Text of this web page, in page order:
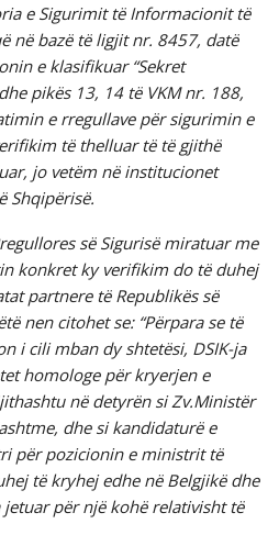
e Sigurimit të Informacionit të
në bazë të ligjit nr. 8457, datë
e klasifikuar “Sekret
pikës 13, 14 të VKM nr. 188,
e rregullave për sigurimin e
të thelluar të të gjithë
jo vetëm në institucionet
Shqipërisë.
së Sigurisë miratuar me
konkret ky verifikim do të duhej
partnere të Republikës së
nen citohet se: “Përpara se të
i cili mban dy shtetësi, DSIK-ja
homologe për kryerjen e
në detyrën si Zv.Ministër
dhe si kandidaturë e
për pozicionin e ministrit të
të kryhej edhe në Belgjikë dhe
për një kohë relativisht të